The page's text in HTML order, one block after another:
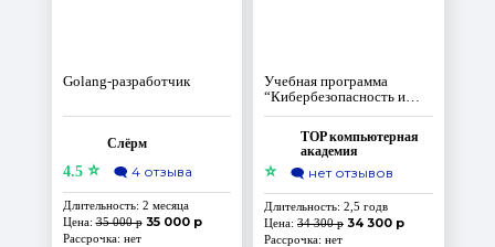
Golang-разработчик
Слёрм
4.5⭐ 🗨️ 4 отзыва
Длительность: 2 месяца
Цена:35 000 р 35 000 р
Рассрочка: нет
Учебная программа
“Кибербезопасность и
Сетевые технологии”
TOP компьютерная
академия
⭐ 🗨️ нет отзывов
Длительность: 2,5 годв
Цена: 34 300 р 34 300 р
Рассрочка: нет